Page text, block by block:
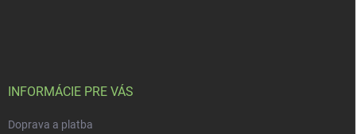
INFORMÁCIE PRE VÁS
Doprava a platba